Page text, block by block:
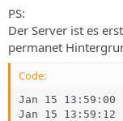
PS:
Der Server ist es
permanet
Code:
Jan 15 13:59:00
Jan 15 13:59:12